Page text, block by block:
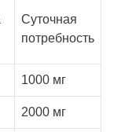
Суточная
потребность
1000 мг
2000 мг